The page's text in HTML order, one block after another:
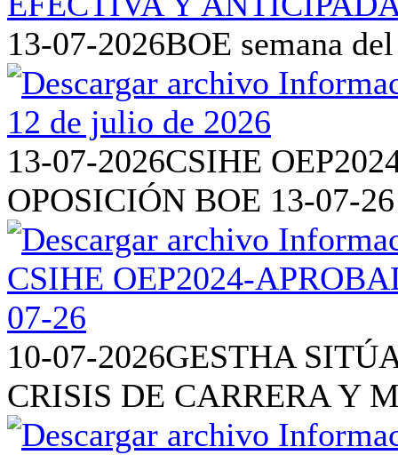
13-07-2026BOE semana
13-07-2026CSIHE
OPOSICIÓN BOE 13-07-26
10-07-2026GESTHA
CRISIS DE CARRERA Y